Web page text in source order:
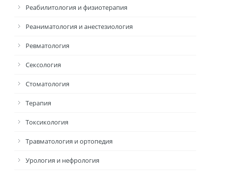
Реабилитология и физиотерапия
Реаниматология и анестезиология
Ревматология
Сексология
Стоматология
Терапия
Токсикология
Травматология и ортопедия
Урология и нефрология